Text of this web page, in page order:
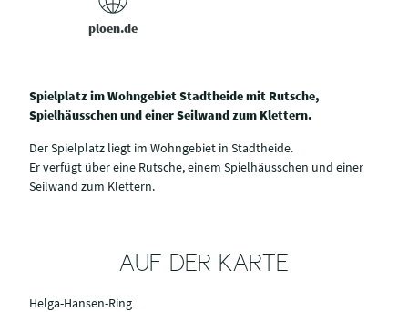
ploen.de
Spielplatz im Wohngebiet Stadtheide mit Rutsche,
Spielhäusschen und einer Seilwand zum Klettern.
Der Spielplatz liegt im Wohngebiet in Stadtheide.
Er verfügt über eine Rutsche, einem Spielhäusschen und einer
Seilwand zum Klettern.
AUF DER KARTE
Helga-Hansen-Ring